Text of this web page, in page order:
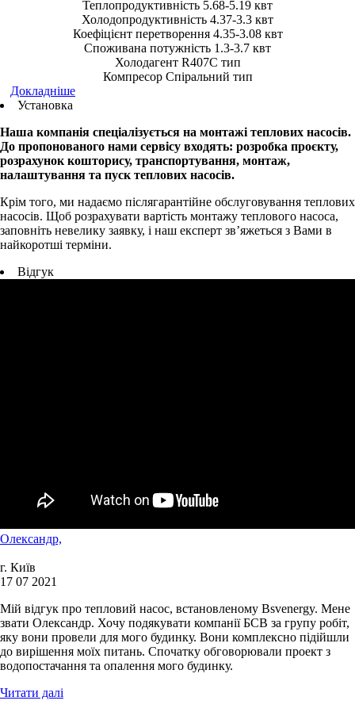
Теплопродуктивність 5.68-5.19 квт
Холодопродуктивність 4.37-3.3 квт
Коефіцієнт перетворення 4.35-3.08 квт
Споживана потужність 1.3-3.7 квт
Холодагент R407C тип
Компресор Спіральний тип
Докладніше
Установка
Наша компанія спеціалізується на монтажі теплових насосів.
До пропонованого нами сервісу входять: розробка проєкту,
розрахунок кошторису, транспортування, монтаж,
налаштування та пуск теплових насосів.
Крім того, ми надаємо післягарантійне обслуговування теплових
насосів. Щоб розрахувати вартість монтажу теплового насоса,
заповніть невелику заявку, і наш експерт зв’яжеться з Вами в
найкоротші терміни.
Відгук
Олександр,
г. Київ
17 07 2021
Мій відгук про тепловий насос, встановленому Bsvenergy. Мене
звати Олександр. Хочу подякувати компанії БСВ за групу робіт,
яку вони провели для мого будинку. Вони комплексно підійшли
до вирішення моїх питань. Спочатку обговорювали проект з
водопостачання та опалення мого будинку.
Читати далі